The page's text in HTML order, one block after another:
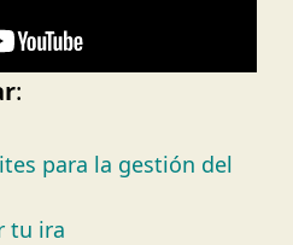
:
para la gestión del
tu ira